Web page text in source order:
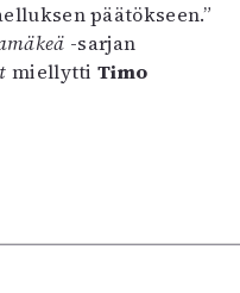
päätökseen.”
-sarjan
miellyttiTimo